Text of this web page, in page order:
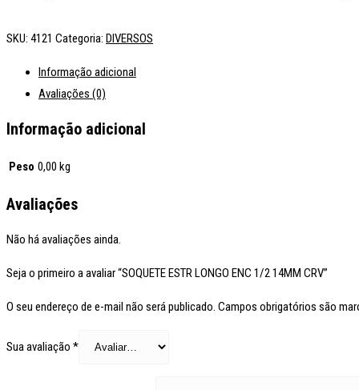
SKU: 4121 Categoria: DIVERSOS
Informação adicional
Avaliações (0)
Informação adicional
Peso 0,00 kg
Avaliações
Não há avaliações ainda.
Seja o primeiro a avaliar “SOQUETE ESTR LONGO ENC 1/2 14MM CRV”
O seu endereço de e-mail não será publicado. Campos obrigatórios são
Sua avaliação *